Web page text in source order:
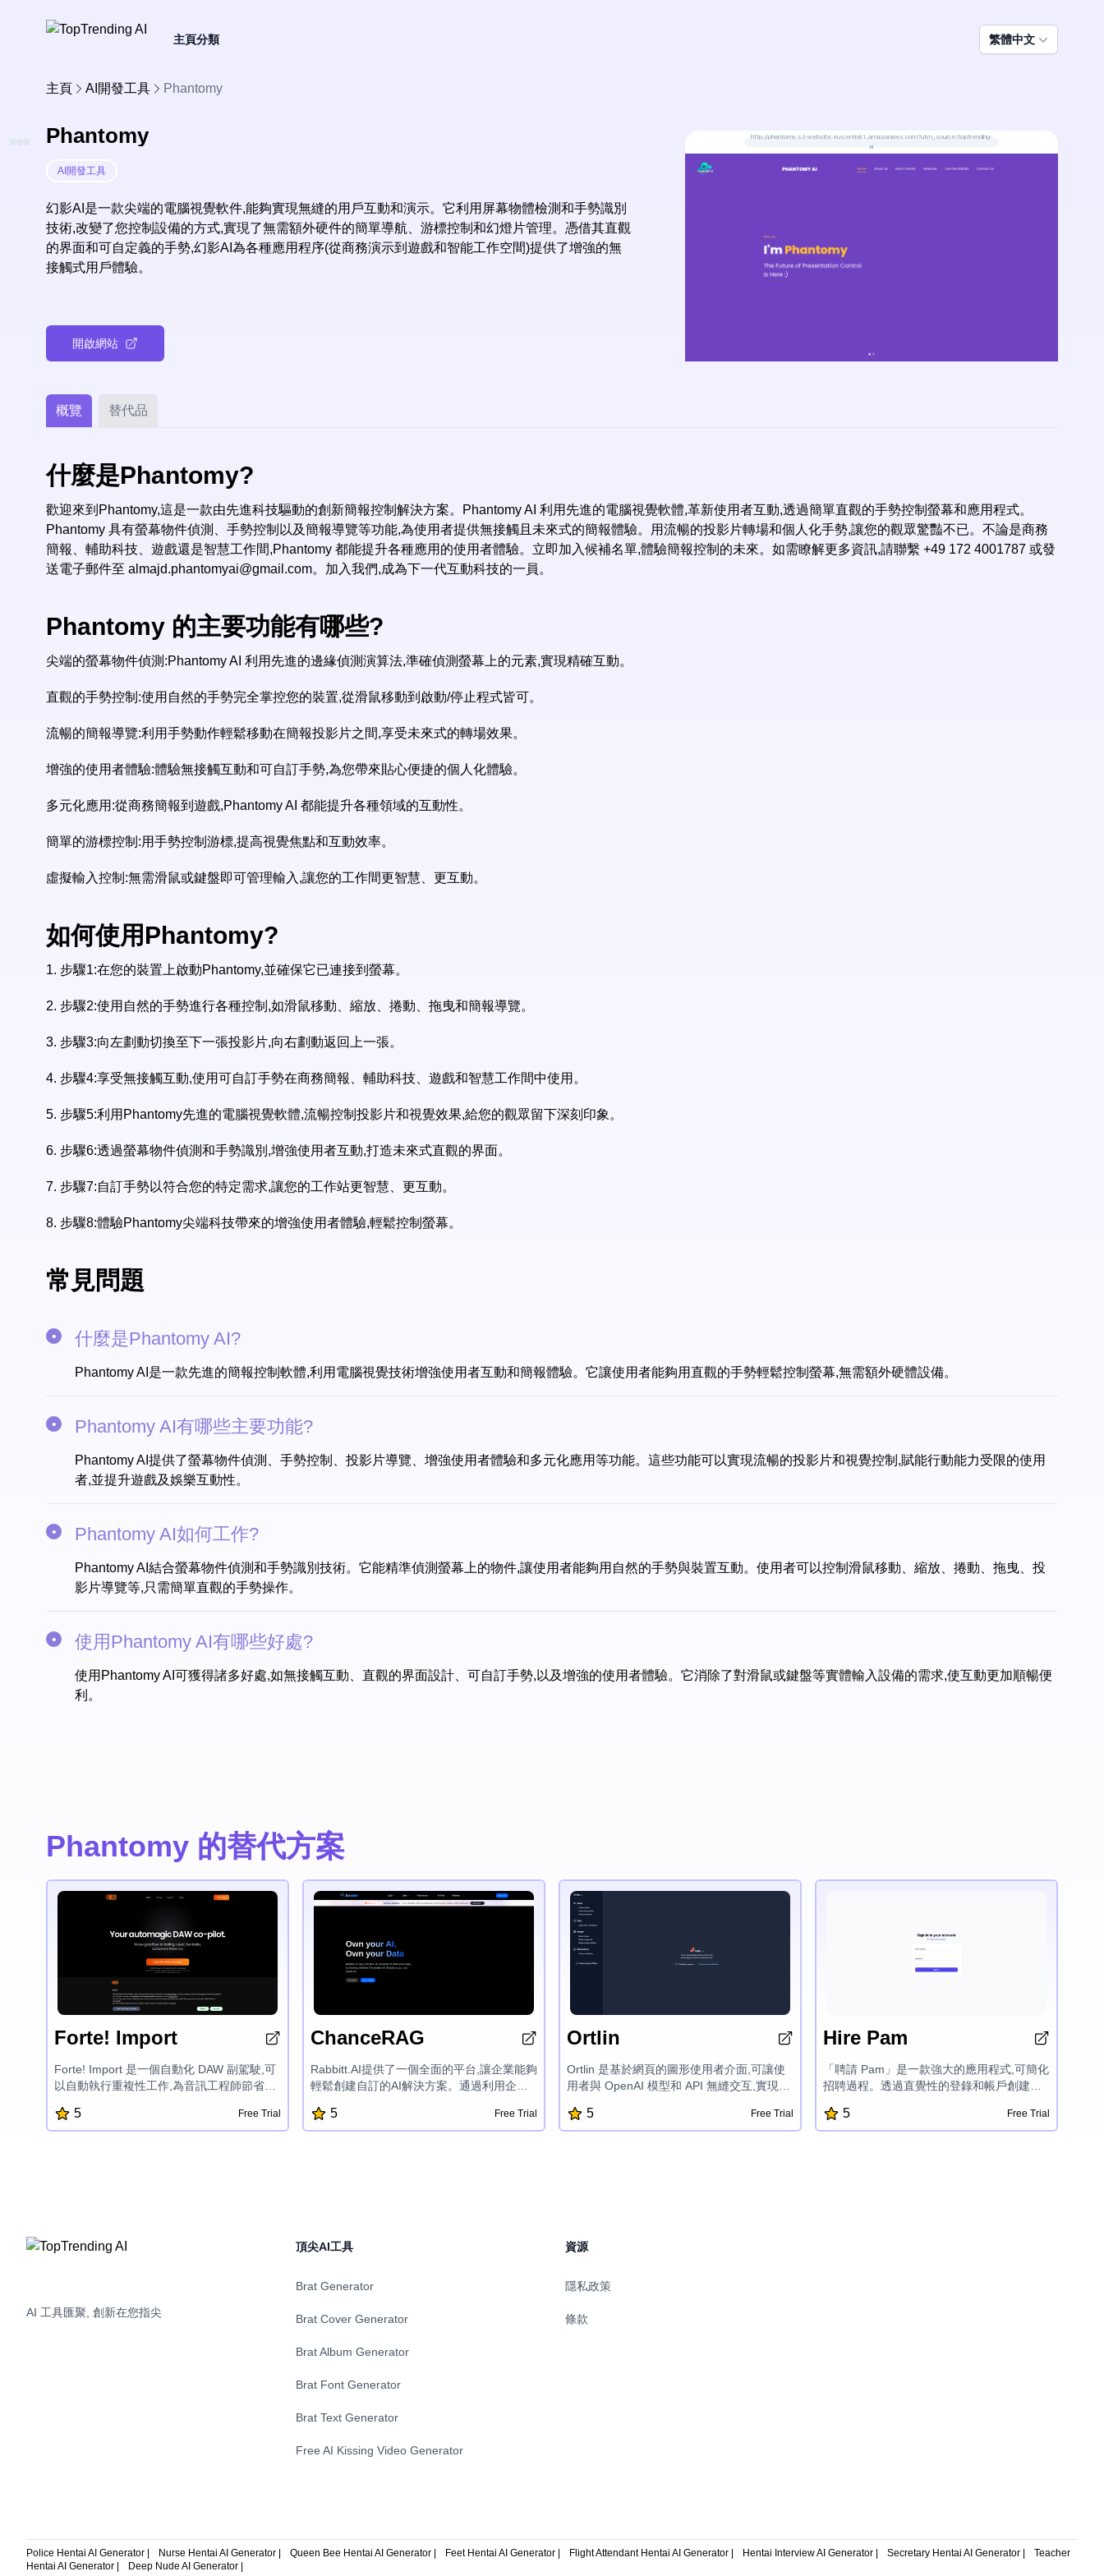
主頁分類 繁體中文
主頁 AI開發工具 Phantomy
Phantomy
AI開發工具
幻影AI是一款尖端的電腦視覺軟件,能夠實現無縫的用戶互動和演示。它利用屏幕物體檢測和手勢識別
技術,改變了您控制設備的方式,實現了無需額外硬件的簡單導航、游標控制和幻燈片管理。憑借其直觀
的界面和可自定義的手勢,幻影AI為各種應用程序(從商務演示到遊戲和智能工作空間)提供了增強的無
接觸式用戶體驗。
開啟網站
http://phantomy.s3-website.eu-central-1.amazonaws.com?utm_source=toptrending-
ai
概覽 替代品
什麼是Phantomy?
歡迎來到Phantomy,這是一款由先進科技驅動的創新簡報控制解決方案。Phantomy AI 利用先進的電腦視覺軟體,革新使用者互動,透過簡單直觀的手勢控制螢幕和應用程式。
Phantomy 具有螢幕物件偵測、手勢控制以及簡報導覽等功能,為使用者提供無接觸且未來式的簡報體驗。用流暢的投影片轉場和個人化手勢,讓您的觀眾驚豔不已。不論是商務
簡報、輔助科技、遊戲還是智慧工作間,Phantomy 都能提升各種應用的使用者體驗。立即加入候補名單,體驗簡報控制的未來。如需瞭解更多資訊,請聯繫 +49 172 4001787 或發
送電子郵件至 almajd.phantomyai@gmail.com。加入我們,成為下一代互動科技的一員。
Phantomy 的主要功能有哪些?
尖端的螢幕物件偵測:Phantomy AI 利用先進的邊緣偵測演算法,準確偵測螢幕上的元素,實現精確互動。
直觀的手勢控制:使用自然的手勢完全掌控您的裝置,從滑鼠移動到啟動/停止程式皆可。
流暢的簡報導覽:利用手勢動作輕鬆移動在簡報投影片之間,享受未來式的轉場效果。
增強的使用者體驗:體驗無接觸互動和可自訂手勢,為您帶來貼心便捷的個人化體驗。
多元化應用:從商務簡報到遊戲,Phantomy AI 都能提升各種領域的互動性。
簡單的游標控制:用手勢控制游標,提高視覺焦點和互動效率。
虛擬輸入控制:無需滑鼠或鍵盤即可管理輸入,讓您的工作間更智慧、更互動。
如何使用Phantomy?
1. 步驟1:在您的裝置上啟動Phantomy,並確保它已連接到螢幕。
2. 步驟2:使用自然的手勢進行各種控制,如滑鼠移動、縮放、捲動、拖曳和簡報導覽。
3. 步驟3:向左劃動切換至下一張投影片,向右劃動返回上一張。
4. 步驟4:享受無接觸互動,使用可自訂手勢在商務簡報、輔助科技、遊戲和智慧工作間中使用。
5. 步驟5:利用Phantomy先進的電腦視覺軟體,流暢控制投影片和視覺效果,給您的觀眾留下深刻印象。
6. 步驟6:透過螢幕物件偵測和手勢識別,增強使用者互動,打造未來式直觀的界面。
7. 步驟7:自訂手勢以符合您的特定需求,讓您的工作站更智慧、更互動。
8. 步驟8:體驗Phantomy尖端科技帶來的增強使用者體驗,輕鬆控制螢幕。
常見問題
什麼是Phantomy AI?
Phantomy AI是一款先進的簡報控制軟體,利用電腦視覺技術增強使用者互動和簡報體驗。它讓使用者能夠用直觀的手勢輕鬆控制螢幕,無需額外硬體設備。
Phantomy AI有哪些主要功能?
Phantomy AI提供了螢幕物件偵測、手勢控制、投影片導覽、增強使用者體驗和多元化應用等功能。這些功能可以實現流暢的投影片和視覺控制,賦能行動能力受限的使用
者,並提升遊戲及娛樂互動性。
Phantomy AI如何工作?
Phantomy AI結合螢幕物件偵測和手勢識別技術。它能精準偵測螢幕上的物件,讓使用者能夠用自然的手勢與裝置互動。使用者可以控制滑鼠移動、縮放、捲動、拖曳、投
影片導覽等,只需簡單直觀的手勢操作。
使用Phantomy AI有哪些好處?
使用Phantomy AI可獲得諸多好處,如無接觸互動、直觀的界面設計、可自訂手勢,以及增強的使用者體驗。它消除了對滑鼠或鍵盤等實體輸入設備的需求,使互動更加順暢便
利。
Phantomy 的替代方案
Forte! Import
Forte! Import 是一個自動化 DAW 副駕駛,可
以自動執行重複性工作,為音訊工程師節省數
支援 Logic Pro,提供智能檔案重新命名、上
色、單聲道到立體聲偵測,以及使用 AI 技術
5 Free Trial
ChanceRAG
Rabbitt.AI提供了一個全面的平台,讓企業能夠
輕鬆創建自訂的AI解決方案。通過利用企業
式AI解決方案,讓企業擁有自己的AI和數據。
該平台提供了特定行業的諮詢服務、互動式
5 Free Trial
Ortlin
Ortlin 是基於網頁的圖形使用者介面,可讓使
用者與 OpenAI 模型和 API 無縫交互,實現語
作、編輯和變體,以及使用可配置的 OpenAI
API 金鑰進行調節功能。
5 Free Trial
Hire Pam
「聘請 Pam」是一款強大的應用程式,可簡化
招聘過程。透過直覺性的登錄和帳戶創建功
建立聯繫。該應用程式的流暢介面和用戶友
好設計,使其成為求職者尋求最大就業機會的
5 Free Trial
AI 工具匯聚, 創新在您指尖
頂尖AI工具
Brat Generator
Brat Cover Generator
Brat Album Generator
Brat Font Generator
Brat Text Generator
Free AI Kissing Video Generator
資源
隱私政策
條款
Police Hentai AI Generator | Nurse Hentai AI Generator | Queen Bee Hentai AI Generator | Feet Hentai AI Generator | Flight Attendant Hentai AI Generator | Hentai Interview AI Generator | Secretary Hentai AI Generator |
Teacher
Hentai AI Generator |
Deep Nude AI Generator |